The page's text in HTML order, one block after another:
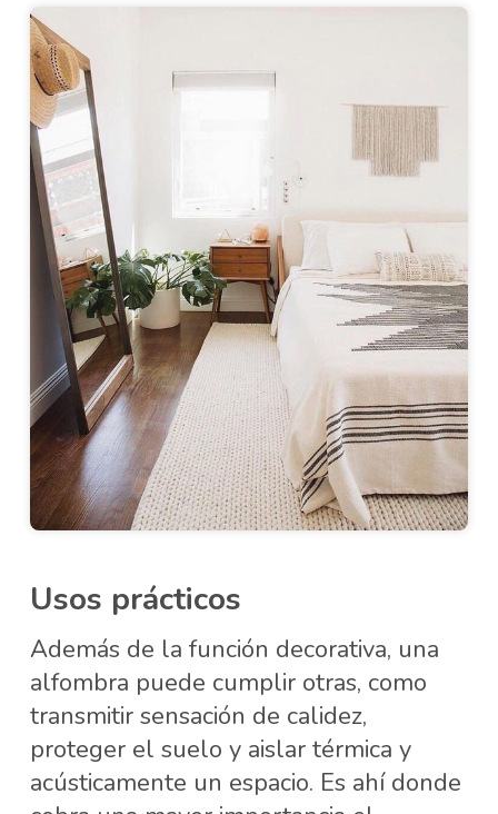
Usos prácticos
Además de la función decorativa, una
alfombra puede cumplir otras, como
transmitir sensación de calidez,
proteger el suelo y aislar térmica y
acústicamente un espacio. Es ahí donde